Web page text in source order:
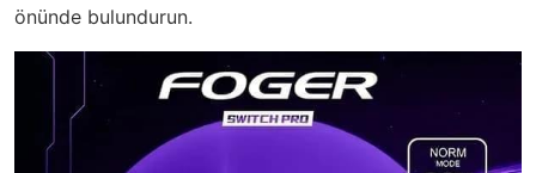
önünde bulundurun.